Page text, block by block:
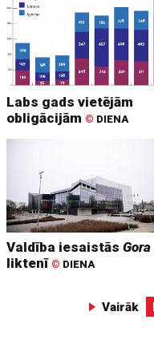
Labs gads vietējām
obligācijām © DIENA
Valdība iesaistāsGora
liktenī © DIENA
Vairāk